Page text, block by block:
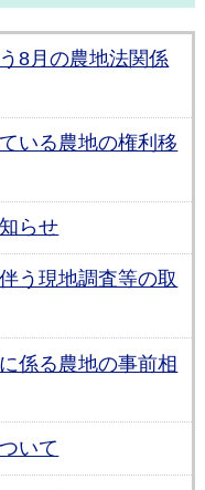
8月の農地法関係
いる農地の権利移
らせ
う現地調査等の取
係る農地の事前相
いて